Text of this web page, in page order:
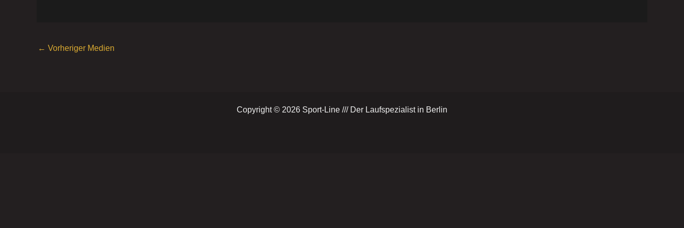
← Vorheriger Medien
Copyright © 2026 Sport-Line /// Der Laufspezialist in Berlin